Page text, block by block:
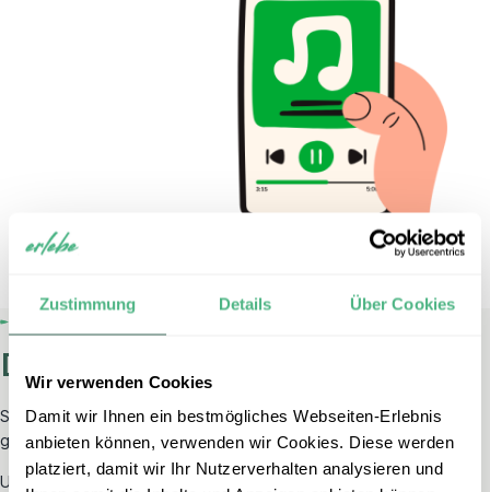
Zustimmung Details Über Cookies
Wir verwenden Cookies
Damit wir Ihnen ein bestmögliches Webseiten-Erlebnis
anbieten können, verwenden wir Cookies. Diese werden
platziert, damit wir Ihr Nutzerverhalten analysieren und
Die Playlist
Sie wollen die erlebe-aktiv Playlist auch auf ihrem Endgerät? So
geht’s:
Um die erlebe-aktiv Playlist auf Ihr mobiles Endgerät zu laden,